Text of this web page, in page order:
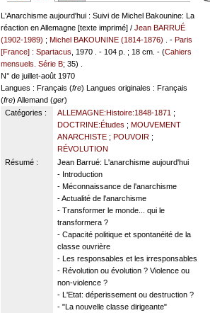
L'Anarchisme aujourd'hui : Suivi de Michel Bakounine: La
réaction en Allemagne [texte imprimé] /Jean BARRUÉ
(1902-1989) ;Michel BAKOUNINE (1814-1876) . -Paris
[France] : Spartacus
, 1970 . - 104 p. ; 18 cm. - (Cahiers
mensuels. Série B; 35) .
N° de juillet-août 1970
Langues : Français (fre)Langues originales : Français
(fre) Allemand (ger)
Catégories :
ALLEMAGNE:Histoire:1848-1871 ;
DOCTRINE:Études ; MOUVEMENT
ANARCHISTE; POUVOIR;
RÉVOLUTION
Résumé :
Jean Barrué: L'anarchisme aujourd'hui
- Introduction
- Méconnaissance de l'anarchisme
- Actualité de l'anarchisme
- Transformer le monde... qui le
transformera ?
- Capacité politique et spontanéité de la
classe ouvrière
- Les responsables et les irresponsables
- Révolution ou évolution ? Violence ou
non-violence ?
- L'Etat: déperissement ou destruction ?
- "La nouvelle classe dirigeante"